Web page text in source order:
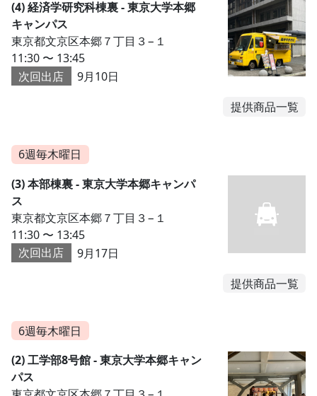
(4) 経済学研究科棟裏 - 東京大学本郷
キャンパス
東京都文京区本郷７丁目３−１
11:30 〜 13:45
次回出店
9月10日
提供商品一覧
6週毎木曜日
(3) 本部棟裏 - 東京大学本郷キャンパ
ス
東京都文京区本郷７丁目３−１
11:30 〜 13:45
次回出店
9月17日
提供商品一覧
6週毎木曜日
(2) 工学部8号館 - 東京大学本郷キャン
パス